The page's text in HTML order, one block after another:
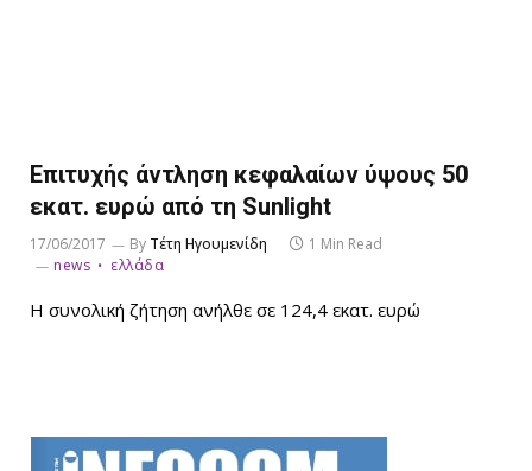
Επιτυχής άντληση κεφαλαίων ύψους 50
εκατ. ευρώ από τη Sunlight
17/06/2017 By Τέτη Ηγουμενίδη
1 Min Read
news
ελλάδα
Η συνολική ζήτηση ανήλθε σε 124,4 εκατ. ευρώ